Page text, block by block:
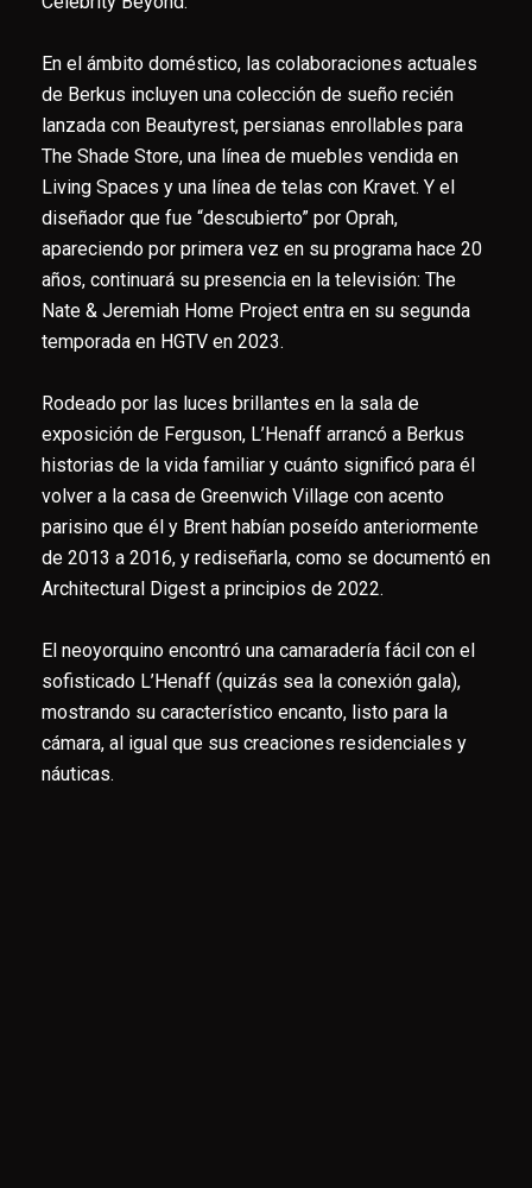
En el ámbito doméstico, las colaboraciones actuales
de Berkus incluyen una colección de sueño recién
lanzada con Beautyrest, persianas enrollables para
The Shade Store, una línea de muebles vendida en
Living Spaces y una línea de telas con Kravet. Y el
diseñador que fue “descubierto” por Oprah,
apareciendo por primera vez en su programa hace 20
años, continuará su presencia en la televisión: The
Nate & Jeremiah Home Project entra en su segunda
temporada en HGTV en 2023.
Rodeado por las luces brillantes en la sala de
exposición de Ferguson, L’Henaff arrancó a Berkus
historias de la vida familiar y cuánto significó para él
volver a la casa de Greenwich Village con acento
parisino que él y Brent habían poseído anteriormente
de 2013 a 2016, y rediseñarla, como se documentó en
Architectural Digest a principios de 2022.
El neoyorquino encontró una camaradería fácil con el
sofisticado L’Henaff (quizás sea la conexión gala),
mostrando su característico encanto, listo para la
cámara, al igual que sus creaciones residenciales y
náuticas.